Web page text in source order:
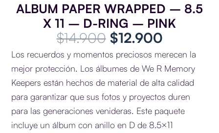
ALBUM PAPER WRAPPED – 8.5
X 11 – D-RING – PINK
$14.900 El
precio
original
era:
$14.900.
$12.900El
precio
actual
es:
$12.900.
Los recuerdos y momentos preciosos merecen la
mejor protección. Los álbumes de We R Memory
Keepers están hechos de material de alta calidad
para garantizar que sus fotos y proyectos duren
para las generaciones venideras. Este paquete
incluye un álbum con anillo en D de 8.5×11